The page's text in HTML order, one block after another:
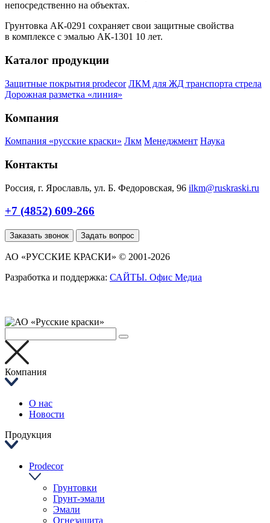
непосредственно на объектах.
Грунтовка АК-0291 сохраняет свои защитные свойства
в комплексе с эмалью АК-1301 10 лет.
Каталог продукции
Защитные покрытия prodecor ЛКМ для ЖД транспорта стрела
Дорожная разметка «линия»
Компания
Компания «русские краски» Лкм Менеджмент Наука
Контакты
Россия, г. Ярославль, ул. Б. Федоровская, 96 ilkm@ruskraski.ru
+7 (4852) 609-266
Заказать звонок Задать вопрос
АО «РУССКИЕ КРАСКИ» © 2001-2026
Разработка и поддержка: САЙТЫ. Офис Медиа
Компания
О нас
Новости
Продукция
Prodecor
Грунтовки
Грунт-эмали
Эмали
Огнезащита